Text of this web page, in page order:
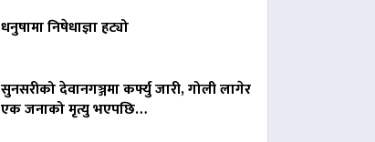
धनुषामा निषेधाज्ञा हट्यो
सुनसरीको देवानगञ्जमा कर्फ्यु जारी, गोली लागेर
एक जनाको मृत्यु भएपछि…